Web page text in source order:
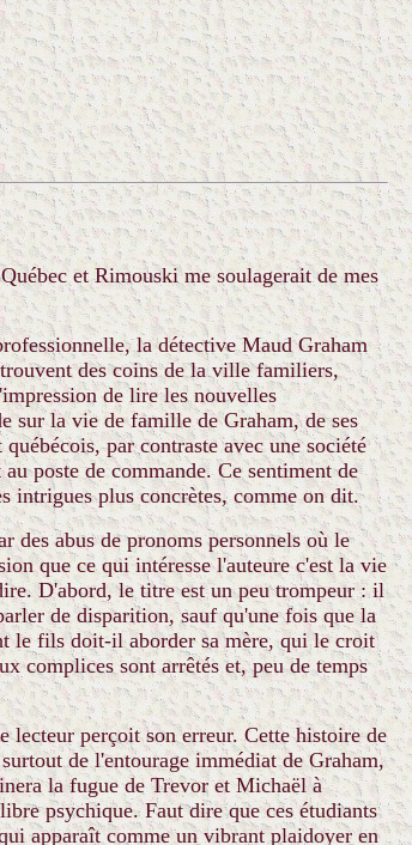
et Rimouski me soulagerait de mes
la détective Maud Graham
des coins de la ville familiers,
de lire les nouvelles
sur la vie de famille de Graham, de ses
par contraste avec une société
poste de commande. Ce sentiment de
intrigues plus concrètes, comme on dit.
abus de pronoms personnels où le
que ce qui intéresse l'auteure c'est la vie
D'abord, le titre est un peu trompeur : il
de disparition, sauf qu'une fois que la
le fils doit-il aborder sa mère, qui le croit
complices sont arrêtés et, peu de temps
lecteur perçoit son erreur. Cette histoire de
de l'entourage immédiat de Graham,
la fugue de Trevor et Michaël à
psychique. Faut dire que ces étudiants
apparaît comme un vibrant plaidoyer en